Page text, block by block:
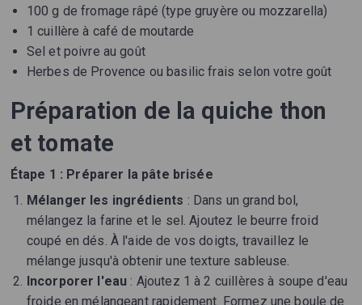
100 g de fromage râpé (type gruyère ou mozzarella)
1 cuillère à café de moutarde
Sel et poivre au goût
Herbes de Provence ou basilic frais selon votre goût
Préparation de la quiche thon
et tomate
Étape 1 : Préparer la pâte brisée
Mélanger les ingrédients : Dans un grand bol,
mélangez la farine et le sel. Ajoutez le beurre froid
coupé en dés. À l'aide de vos doigts, travaillez le
mélange jusqu'à obtenir une texture sableuse.
Incorporer l'eau : Ajoutez 1 à 2 cuillères à soupe d'eau
froide en mélangeant rapidement. Formez une boule de